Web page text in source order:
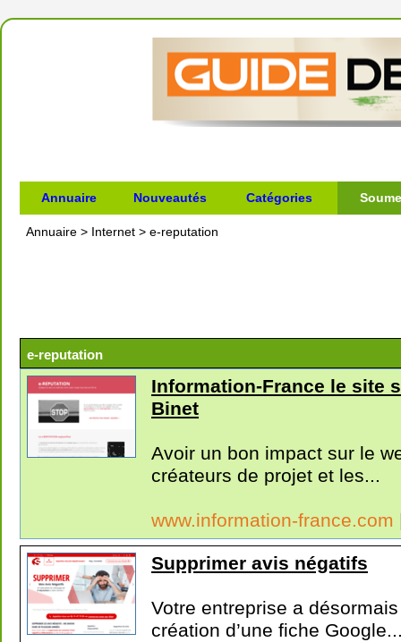
Annuaire Nouveautés Catégories
Annuaire > Internet > e-reputation
e-reputation
Information-France le site
Binet
Avoir un bon impact sur le
créateurs de projet et les...
www.information-france.com
Supprimer avis négatifs
Votre entreprise a
création d’une fiche